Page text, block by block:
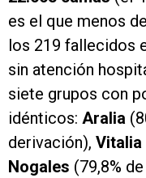
es el que menos
los 219 fallecidos
sin atención
siete grupos con
idénticos: Aralia
derivación), Vitalia
Nogales (79,8%